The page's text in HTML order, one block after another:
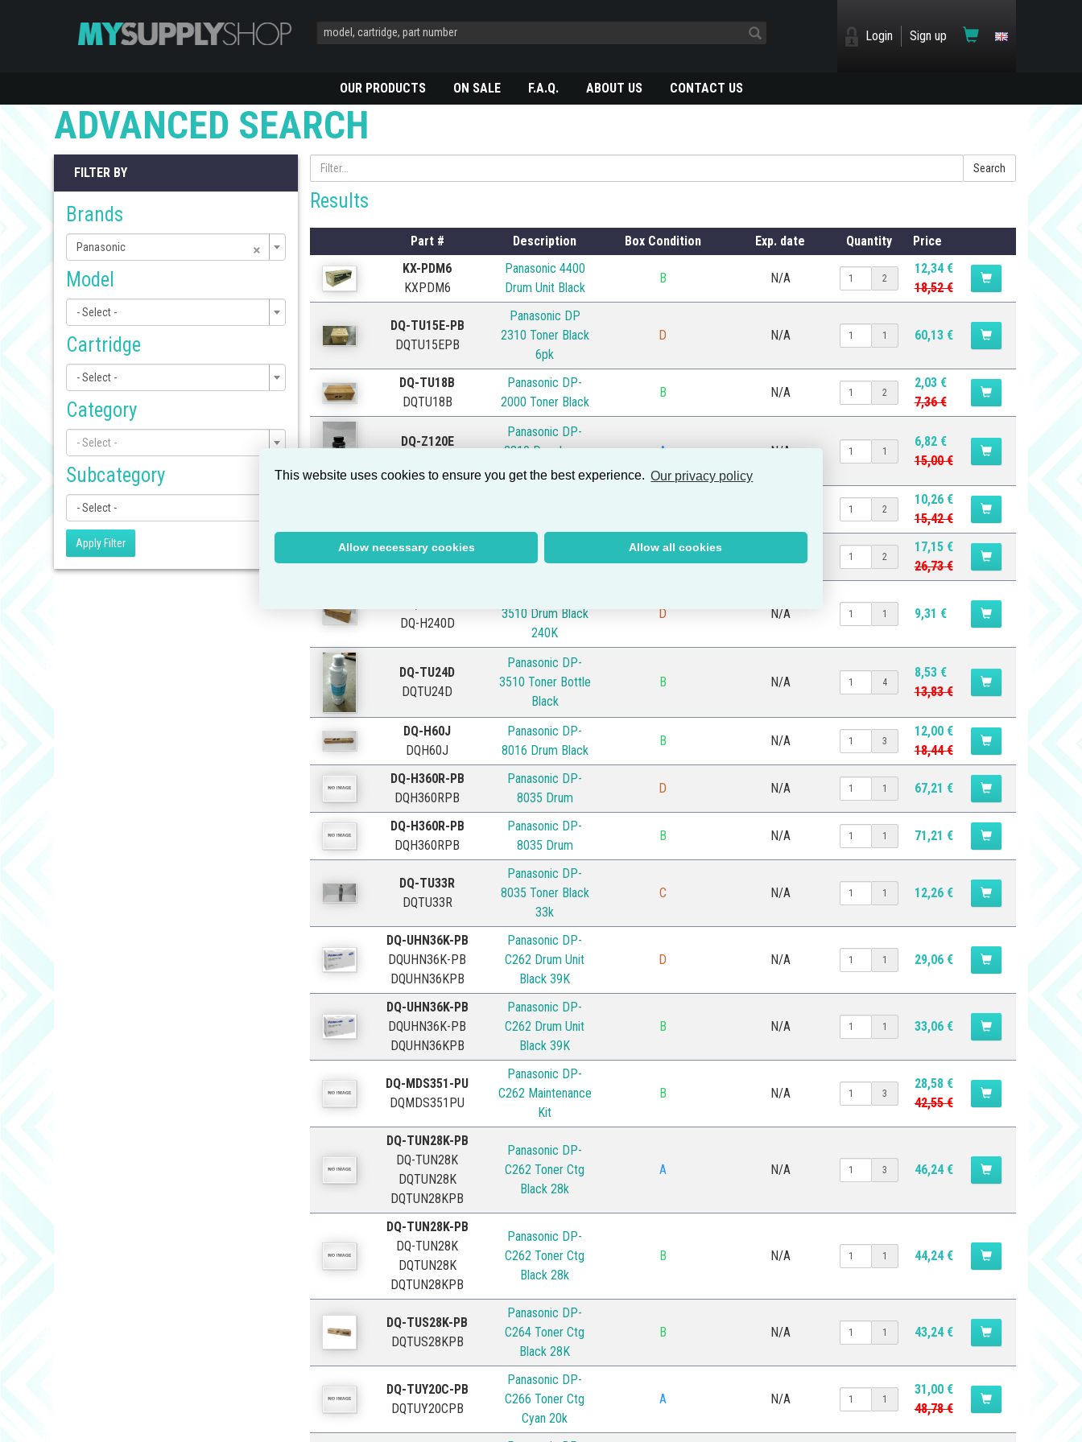
This website uses cookies to ensure you get the best experience. Our privacy policy
Allow necessary cookies Allow all cookies
Login Sign up
OUR PRODUCTS ON SALE F.A.Q. ABOUT US CONTACT US
ADVANCED SEARCH
FILTER BY
Brands
×
Panasonic
Model
- Select -
Cartridge
- Select -
Category
- Select -
Subcategory
- Select -
Apply Filter
Search
Results
Part # Description Box Condition Exp. date Quantity
Price
KX-PDM6
KXPDM6
Panasonic 4400
Drum Unit Black
B N/A 2
12,34 €
18,52 €
DQ-TU15E-PB
DQTU15EPB
Panasonic DP
2310 Toner Black
6pk
D N/A 1 60,13 €
DQ-TU18B
DQTU18B
Panasonic DP-
2000 Toner Black
B N/A 2
2,03 €
7,36 €
DQ-Z120E
Panasonic DP-
2310 Developer
Black 120k
A N/A 1
6,82 €
15,00 €
2
10,26 €
15,42 €
DQH060E
DQ-H060E
3010 Drum Black
2
17,15 €
26,73 €
DQ-H240D
3510 Drum Black
240K
D N/A 1 9,31 €
DQ-TU24D
DQTU24D
Panasonic DP-
3510 Toner Bottle
Black
B N/A 4
8,53 €
13,83 €
DQ-H60J
DQH60J
Panasonic DP-
8016 Drum Black
B N/A 3
12,00 €
18,44 €
DQ-H360R-PB
DQH360RPB
Panasonic DP-
8035 Drum
D N/A 1 67,21 €
DQ-H360R-PB
DQH360RPB
Panasonic DP-
8035 Drum
B N/A 1 71,21 €
DQ-TU33R
DQTU33R
Panasonic DP-
8035 Toner Black
33k
C N/A 1 12,26 €
DQ-UHN36K-PB
DQUHN36K-PB
DQUHN36KPB
Panasonic DP-
C262 Drum Unit
Black 39K
D N/A 1 29,06 €
DQ-UHN36K-PB
DQUHN36K-PB
DQUHN36KPB
Panasonic DP-
C262 Drum Unit
Black 39K
B N/A 1 33,06 €
DQ-MDS351-PU
DQMDS351PU
Panasonic DP-
C262 Maintenance
Kit
B N/A 3
28,58 €
42,55 €
DQ-TUN28K-PB
DQ-TUN28K
DQTUN28K
DQTUN28KPB
Panasonic DP-
C262 Toner Ctg
Black 28k
A N/A 3 46,24 €
DQ-TUN28K-PB
DQ-TUN28K
DQTUN28K
DQTUN28KPB
Panasonic DP-
C262 Toner Ctg
Black 28k
B N/A 1 44,24 €
DQ-TUS28K-PB
DQTUS28KPB
Panasonic DP-
C264 Toner Ctg
Black 28K
B N/A 1 43,24 €
DQ-TUY20C-PB
DQTUY20CPB
Panasonic DP-
C266 Toner Ctg
Cyan 20k
A N/A 1
31,00 €
48,78 €